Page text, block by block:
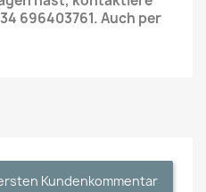
696403761. Auch per
Kundenkommentar